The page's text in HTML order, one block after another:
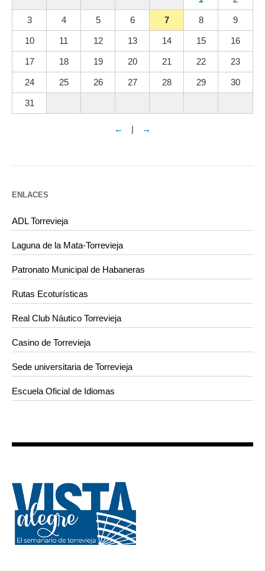
3 4 5 6 7 8 9
10 11 12 13 14 15 16
17 18 19 20 21 22 23
24 25 26 27 28 29 30
31
← | →
ENLACES
ADL Torrevieja
Laguna de la Mata-Torrevieja
Patronato Municipal de Habaneras
Rutas Ecoturísticas
Real Club Náutico Torrevieja
Casino de Torrevieja
Sede universitaria de Torrevieja
Escuela Oficial de Idiomas